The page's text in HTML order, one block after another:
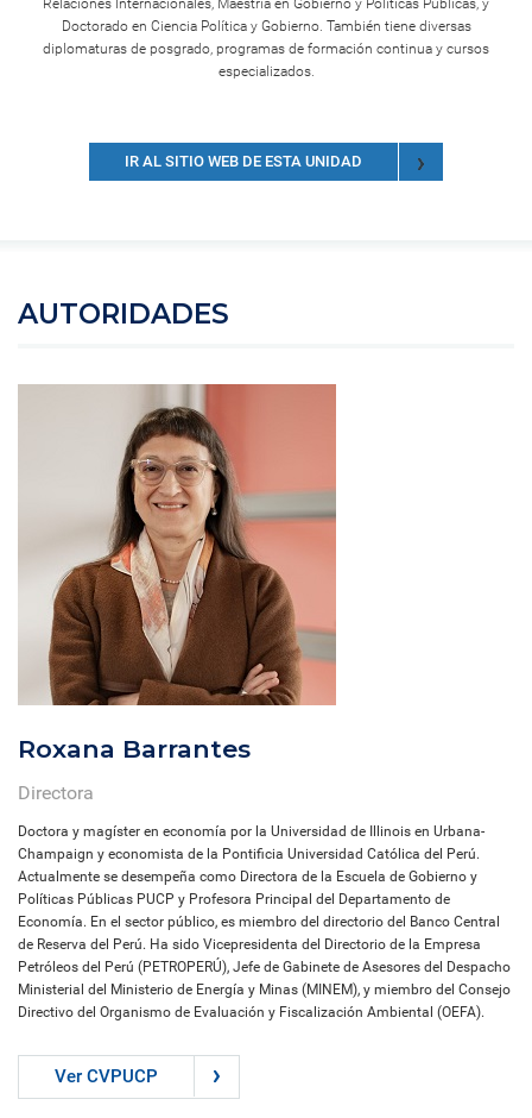
Doctorado en Ciencia Política y Gobierno. También tiene diversas
diplomaturas de posgrado, programas de formación continua y cursos
especializados.
IR AL SITIO WEB DE ESTA UNIDAD
AUTORIDADES
Roxana Barrantes
Directora
Doctora y magíster en economía por la Universidad de Illinois en Urbana-
Champaign y economista de la Pontificia Universidad Católica del Perú.
Actualmente se desempeña como Directora de la Escuela de Gobierno y
Políticas Públicas PUCP y Profesora Principal del Departamento de
Economía. En el sector público, es miembro del directorio del Banco Central
de Reserva del Perú. Ha sido Vicepresidenta del Directorio de la Empresa
Petróleos del Perú (PETROPERÚ), Jefe de Gabinete de Asesores del Despacho
Ministerial del Ministerio de Energía y Minas (MINEM), y miembro del Consejo
Directivo del Organismo de Evaluación y Fiscalización Ambiental (OEFA).
Ver CVPUCP